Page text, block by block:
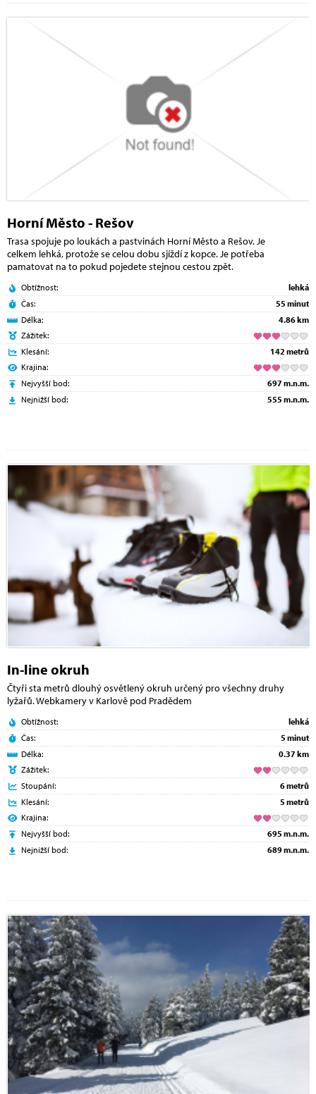
Horní Město - Rešov
Trasa spojuje po loukách a pastvinách Horní Město a Rešov. Je
celkem lehká, protože se celou dobu sjíždí z kopce. Je potřeba
pamatovat na to pokud pojedete stejnou cestou zpět.
Obtížnost:
lehká
Čas:
55 minut
Délka:
4.86 km
Zážitek:
Klesání:
142 metrů
Krajina:
Nejvyšší bod:
697 m.n.m.
Nejnižší bod:
555 m.n.m.
In-line okruh
Čtyři sta metrů dlouhý osvětlený okruh určený pro všechny druhy
lyžařů. Webkamery v Karlově pod Pradědem
Obtížnost:
lehká
Čas:
5 minut
Délka:
0.37 km
Zážitek:
Stoupání:
6 metrů
Klesání:
5 metrů
Krajina:
Nejvyšší bod:
695 m.n.m.
Nejnižší bod:
689 m.n.m.